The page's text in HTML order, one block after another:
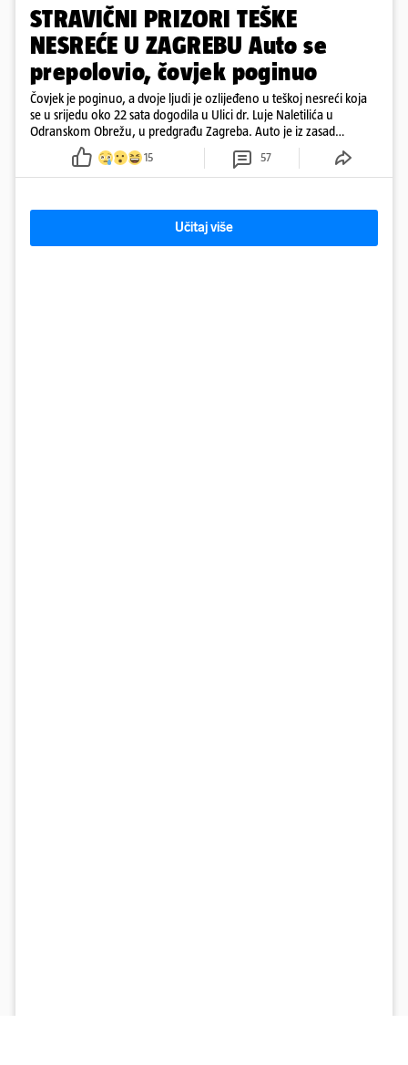
STRAVIČNI PRIZORI TEŠKE
NESREĆE U ZAGREBU Auto se
prepolovio, čovjek poginuo
Čovjek je poginuo, a dvoje ljudi je ozlijeđeno u teškoj nesreći koja
se u srijedu oko 22 sata dogodila u Ulici dr. Luje Naletilića u
Odranskom Obrežu, u predgrađu Zagreba. Auto je iz zasad
neutvrđenih razloga sletio s kolnika, a od siline udara vozilo se
prepolovilo.
15 57
Učitaj više